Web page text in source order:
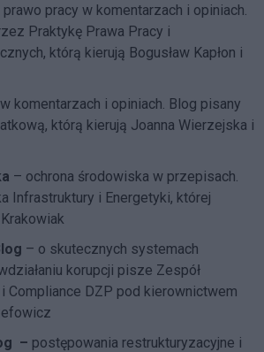
prawo pracy w komentarzach i opiniach.
Praktykę Prawa Pracy i
którą kierują Bogusław Kapłon i
komentarzach i opiniach. Blog pisany
którą kierują Joanna Wierzejska i
– ochrona środowiska w przepisach.
Infrastruktury i Energetyki, której
– o skutecznych systemach
korupcji pisze Zespół
Compliance DZP pod kierownictwem
– postępowania restrukturyzacyjne i